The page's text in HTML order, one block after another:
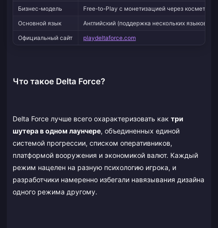
Бизнес-модель
Free-to-Play с монетизацией через косметику
Основной язык
Английский (поддержка нескольких языков)
Официальный сайт
playdeltaforce.com
Что такое Delta Force?
Delta Force лучше всего охарактеризовать как три
шутера в одном лаунчере, объединенных единой
системой прогрессии, списком оперативников,
платформой вооружения и экономикой валют. Каждый
режим нацелен на разную психологию игрока, и
разработчики намеренно избегали навязывания дизайна
одного режима другому.